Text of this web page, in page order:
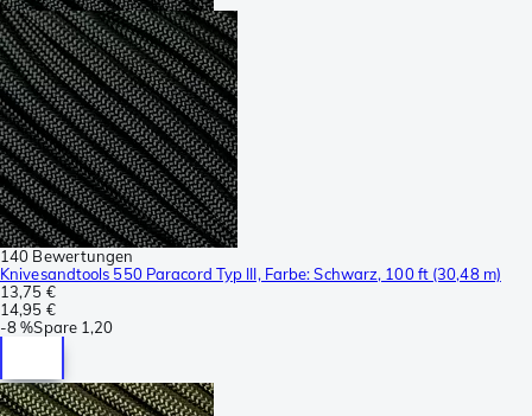
140 Bewertungen
Knivesandtools 550 Paracord Typ III, Farbe: Schwarz, 100 ft (30,48 m)
13,75 €
14,95 €
-8 %Spare 1,20